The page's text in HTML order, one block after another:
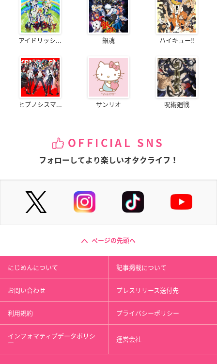
アイドリッシ... 銀魂 ハイキュー!!
ヒプノシスマ... サンリオ 呪術廻戦
OFFICIAL SNS
フォローしてより楽しいオタクライフ！
ページの先頭へ
にじめんについて 記事掲載について
お問い合わせ プレスリリース送付先
利用規約 プライバシーポリシー
インフォマティブデータポリシ
ー 運営会社